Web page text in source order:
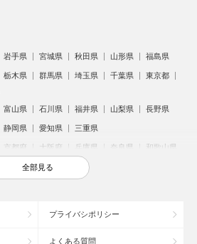
岩手県 宮城県 秋田県 山形県 福島県
栃木県 群馬県 埼玉県 千葉県
東京都
富山県 石川県 福井県 山梨県 長野県
静岡県 愛知県 三重県
京都府 大阪府 兵庫県 奈良県 和歌山県
島根県 岡山県 広島県
沖縄県
全部見る
プライバシポリシー
よくある質問